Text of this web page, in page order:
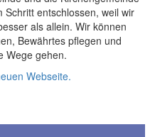
Schritt entschlossen, weil wir
als allein. Wir können
Bewährtes pflegen und
Wege gehen.
Webseite.